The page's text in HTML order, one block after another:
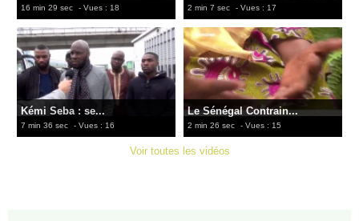
16 min 29 sec - Vues : 18 2 min 7 sec - Vues : 17
Kémi Seba : se...
7 min 36 sec - Vues : 16
Le Sénégal Contrain...
2 min 26 sec - Vues : 15
Voir toutes les vidéos